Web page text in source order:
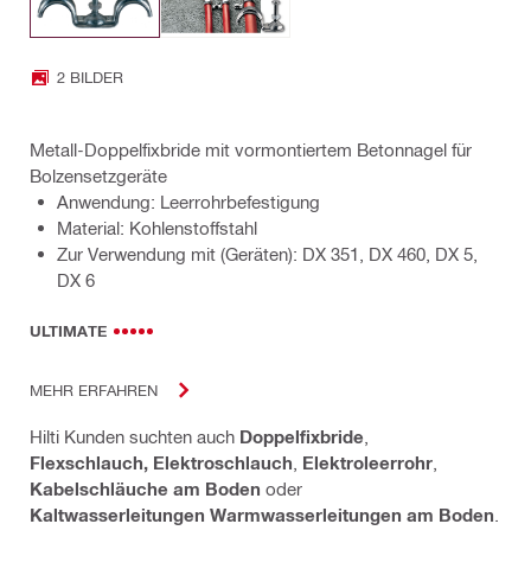
2 BILDER
Metall-Doppelfixbride mit vormontiertem Betonnagel für
Bolzensetzgeräte
Anwendung: Leerrohrbefestigung
Material: Kohlenstoffstahl
Zur Verwendung mit (Geräten): DX 351, DX 460, DX 5,
DX 6
ULTIMATE
MEHR ERFAHREN
Hilti Kunden suchten auch Doppelfixbride
Flexschlauch, Elektroschlauch Elektroleerrohr
Kabelschläuche am Boden oder
Kaltwasserleitungen Warmwasserleitungen am Boden